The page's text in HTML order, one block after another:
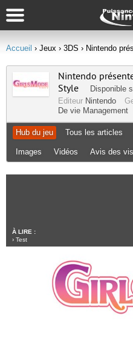
Accueil › Jeux › 3DS › Nintendo
Nintendo
Style
Disponible
Editeur Nintendo
De vie Management
Hub du jeu Tous les articles
Images Vidéos Avis des
À LIRE :
› Test